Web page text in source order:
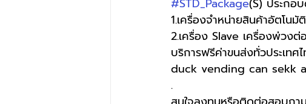
#STD_Package(S) ประกอ
1.เครื่องจำหน่ายสินค้าอัตโนมั
2.เครื่อง Slave เครื่องพ่วง
บริการฟรีค่าขนส่งทั่วประเทศ
duck vending can sekk
.